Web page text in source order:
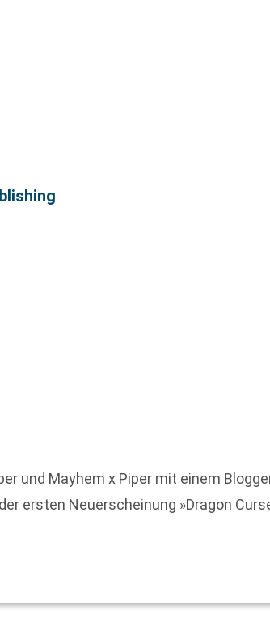
und Mayhem x Piper mit einem
ersten Neuerscheinung »Dragon